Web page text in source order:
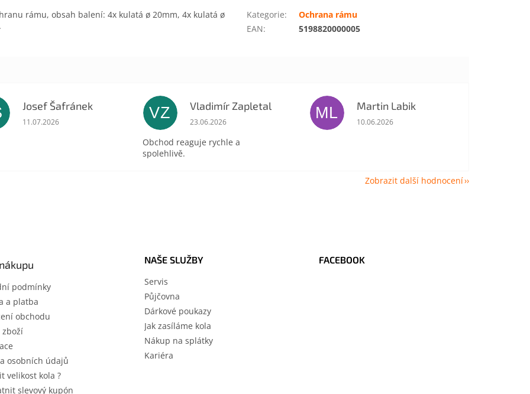
rámu, obsah balení: 4x kulatá ø 20mm, 4x kulatá ø
Kategorie:
Ochrana rámu
EAN: 5198820000005
Josef Šafránek
Hodnocení obchodu je 5 z 5 hvězdiček.
11.07.2026
VZ Vladimír Zapletal
Hodnocení obchodu je 5 z 5 hvězdiček.
23.06.2026
Obchod reaguje rychle a
spolehlivě.
ML Martin Labik
Hodnocení obchodu je 5 z 5 hvězdiček.
10.06.2026
Zobrazit další hodnocení
podmínky
a platba
obchodu
zboží
osobních údajů
velikost kola ?
slevový kupón
NAŠE SLUŽBY
Servis
Půjčovna
Dárkové poukazy
Jak zasíláme kola
Nákup na splátky
Kariéra
FACEBOOK